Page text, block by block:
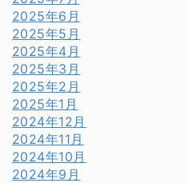
2025年6月
2025年5月
2025年4月
2025年3月
2025年2月
2025年1月
2024年12月
2024年11月
2024年10月
2024年9月